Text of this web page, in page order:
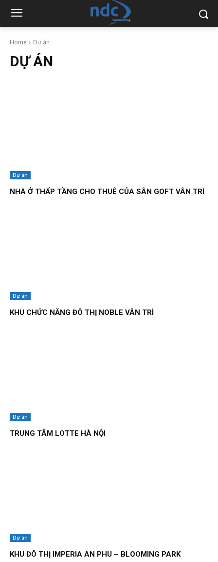
Home Dự án
DỰ ÁN
Dự án
NHÀ Ở THẤP TẦNG CHO THUÊ CỦA SÂN GOFT VÂN TRÌ
Dự án
KHU CHỨC NĂNG ĐÔ THỊ NOBLE VÂN TRÌ
Dự án
TRUNG TÂM LOTTE HÀ NỘI
Dự án
KHU ĐÔ THỊ IMPERIA AN PHU – BLOOMING PARK